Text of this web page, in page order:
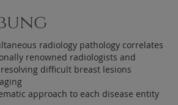
radiology pathology correlates
renowned radiologists and
difficult breast lesions
approach to each disease entity